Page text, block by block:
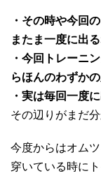
・その時や今回
またま一度に出
・今回トレーニ
らほんのわずか
・実は毎回一度
その辺りがまだ
今度からはオム
穿いている時に